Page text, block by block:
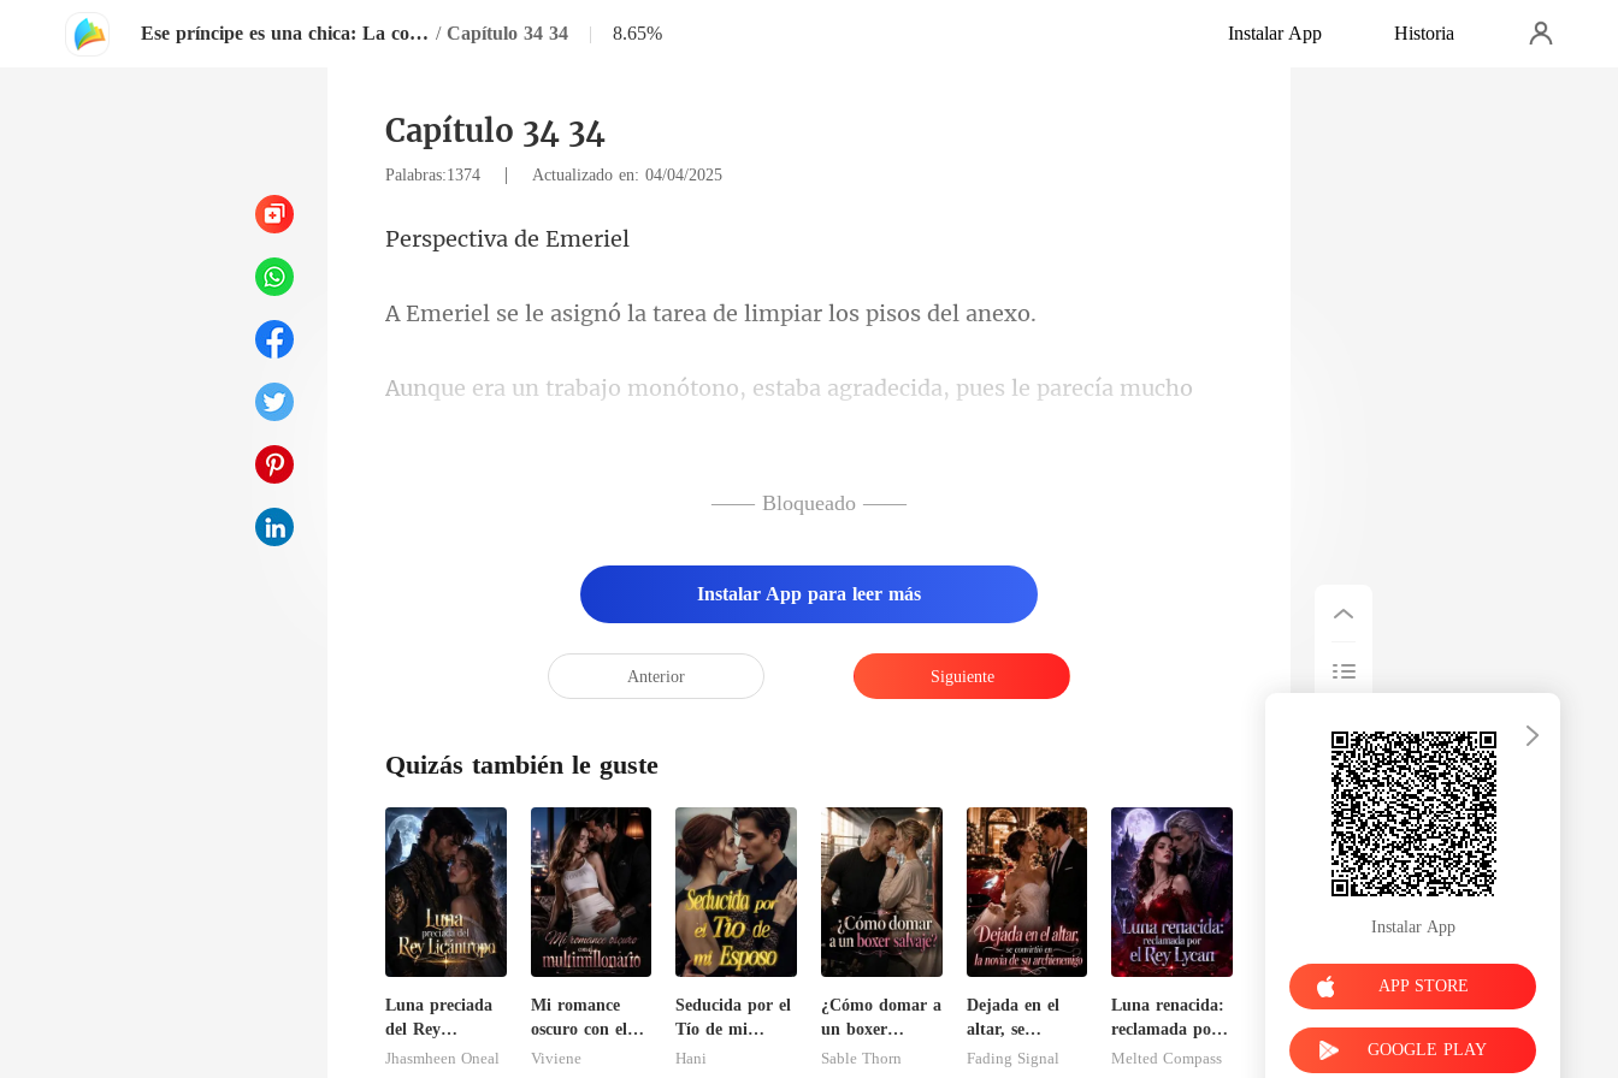
Ese príncipe es una chica: La compañera esclava cautiva del malvado rey / Capítulo 34 34 | 8.65% Instalar App Historia
Capítulo 34 34
Palabras:1374 | Actualizado en: 04/04/2025
tiva de
ó la tarea de limpiar
arecía mucho
—— Bloqueado ——
Instalar App para leer más
Anterior Siguiente
Quizás también le guste
Luna preciada
del Rey
Licántropo
Jhasmheen Oneal
Mi romance
oscuro con el
multimillonario
Viviene
Seducida por el
Tío de mi
Esposo
Hani
¿Cómo domar a
un boxer
salvaje?
Sable Thorn
Dejada en el
altar, se
convirtió en la
Fading Signal
Luna renacida:
reclamada por
el Rey Lycan
Melted Compass
Instalar App
APP STORE
GOOGLE PLAY